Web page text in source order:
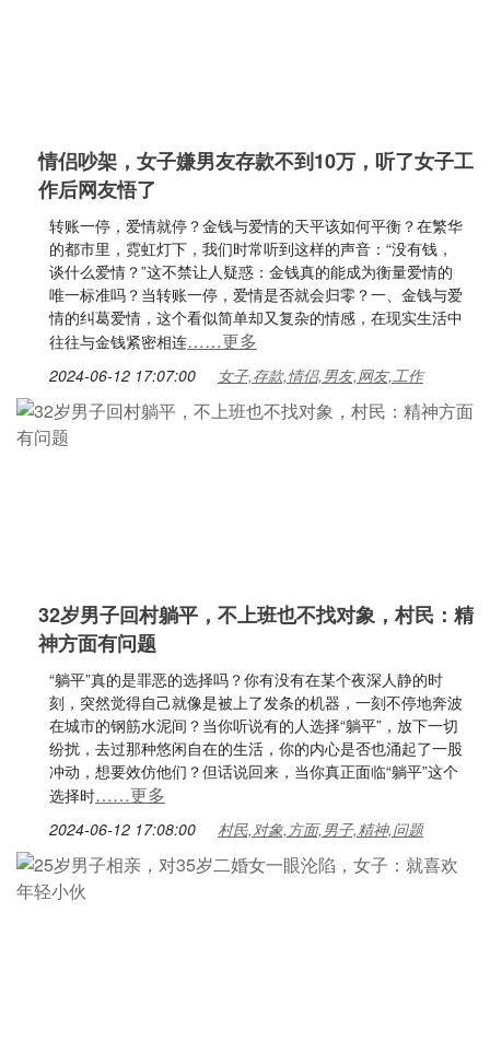
情侣吵架，女子嫌男友存款不到10万，听了女子工
作后网友悟了
转账一停，爱情就停？金钱与爱情的天平该如何平衡？在繁华
的都市里，霓虹灯下，我们时常听到这样的声音：“没有钱，
谈什么爱情？”这不禁让人疑惑：金钱真的能成为衡量爱情的
唯一标准吗？当转账一停，爱情是否就会归零？一、金钱与爱
情的纠葛爱情，这个看似简单却又复杂的情感，在现实生活中
往往与金钱紧密相连……更多
2024-06-12 17:07:00 女子,存款,情侣,男友,网友,工作
32岁男子回村躺平，不上班也不找对象，村民：精
神方面有问题
“躺平”真的是罪恶的选择吗？你有没有在某个夜深人静的时
刻，突然觉得自己就像是被上了发条的机器，一刻不停地奔波
在城市的钢筋水泥间？当你听说有的人选择“躺平”，放下一切
纷扰，去过那种悠闲自在的生活，你的内心是否也涌起了一股
冲动，想要效仿他们？但话说回来，当你真正面临“躺平”这个
选择时……更多
2024-06-12 17:08:00 村民,对象,方面,男子,精神,问题